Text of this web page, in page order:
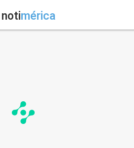
notimérica